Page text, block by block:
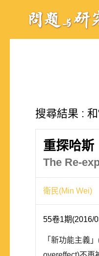
搜尋結果 :
重探哈斯
The Re-
衛民(Min Wei)
55卷1期(2016/
「新功能主義